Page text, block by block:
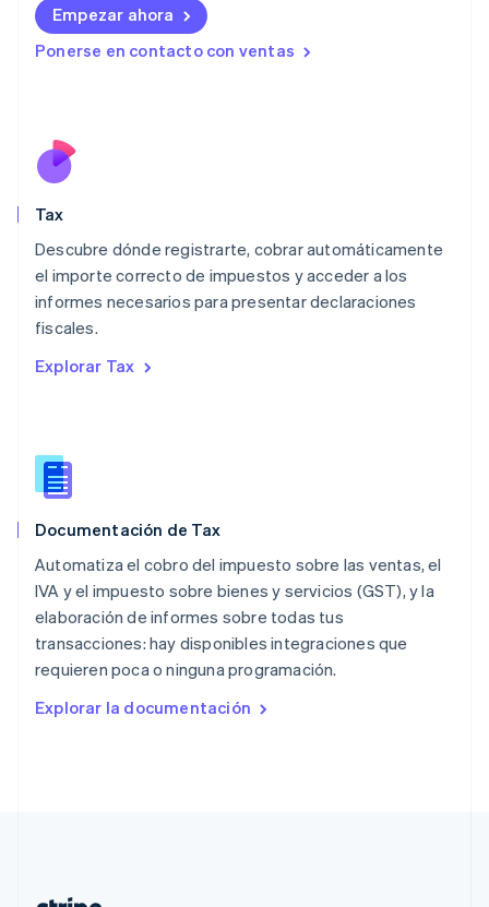
Empezar ahora
Ponerse en contacto con ventas
Tax
Descubre dónde registrarte, cobrar automáticamente
el importe correcto de impuestos y acceder a los
informes necesarios para presentar declaraciones
fiscales.
Explorar Tax
Documentación de Tax
Automatiza el cobro del impuesto sobre las ventas, el
IVA y el impuesto sobre bienes y servicios (GST), y la
elaboración de informes sobre todas tus
transacciones: hay disponibles integraciones que
requieren poca o ninguna programación.
Explorar la documentación
日本語English
Letonia
English
English
Luxemburgo
Malta
English
México
Noruega
English
Polonia
English
Portugal
RAE de Hong Kong, China
English简体中文
Reino Unido
República Checa
English
English